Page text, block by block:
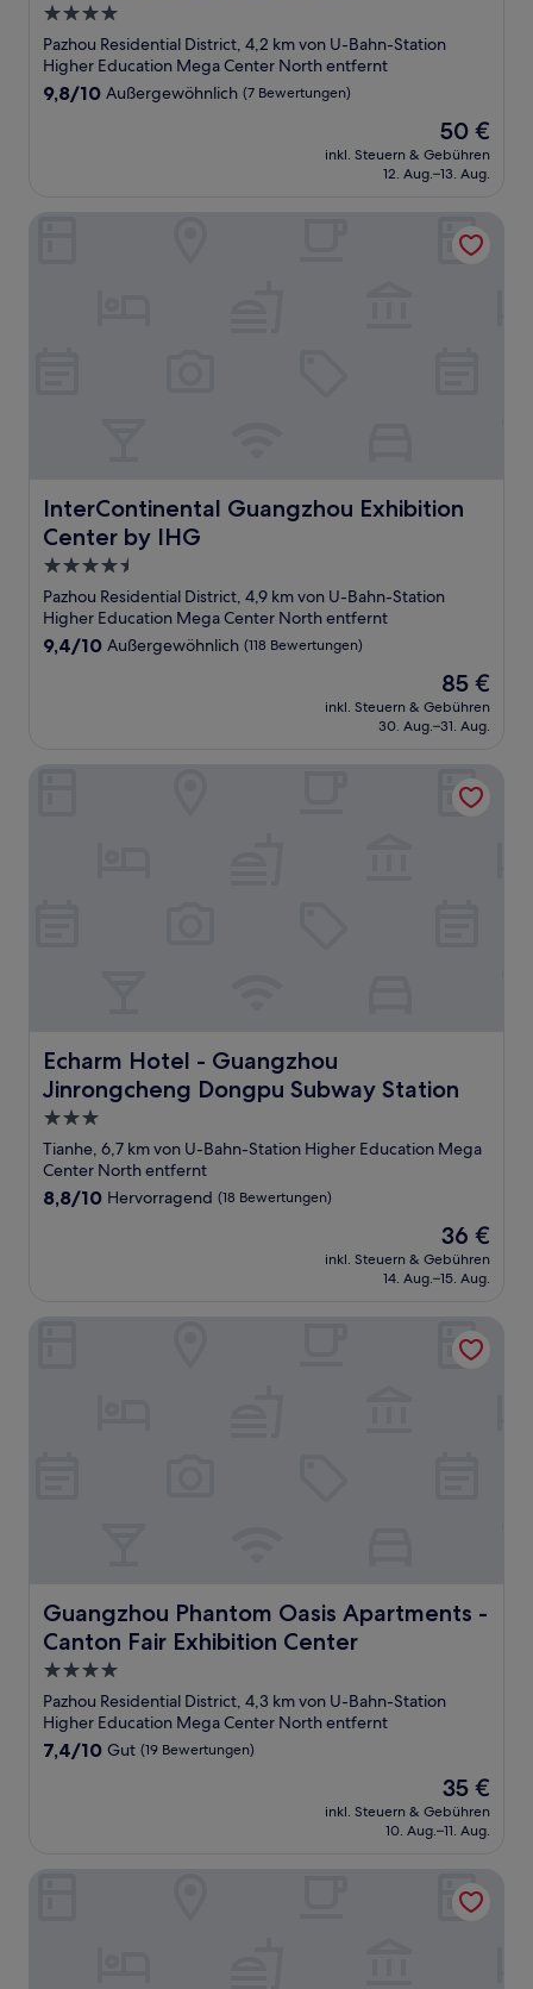
4.0-
Sterne-
Unterkunft
Pazhou Residential District, 4,2 km von U-Bahn-Station
Higher Education Mega Center North entfernt
9.8
9,8/10 Außergewöhnlich (7 Bewertungen)
Der
Preis
beträgt
50 €
inkl. Steuern & Gebühren
12. Aug.–13. Aug.
InterContinental Guangzhou Exhibition
Center by IHG
InterContinental Guangzhou Exhibition Center by IHG
4.5-
Sterne-
Unterkunft
Pazhou Residential District, 4,9 km von U-Bahn-Station
Higher Education Mega Center North entfernt
9.4
9,4/10 Außergewöhnlich (118 Bewertungen)
Der
Preis
beträgt
85 €
inkl. Steuern & Gebühren
30. Aug.–31. Aug.
InterContinental Guangzhou Exhibition Center by IHG
Echarm Hotel - Guangzhou
Jinrongcheng Dongpu Subway Station
Echarm Hotel - Guangzhou Jinrongcheng Dongpu
3.0-
Sterne-
Unterkunft
Tianhe, 6,7 km von U-Bahn-Station Higher Education Mega
Center North entfernt
8.8
8,8/10 Hervorragend (18 Bewertungen)
Der
Preis
beträgt
36 €
inkl. Steuern & Gebühren
14. Aug.–15. Aug.
Echarm Hotel - Guangzhou Jinrongcheng Dongpu
Guangzhou Phantom Oasis Apartments -
Canton Fair Exhibition Center
Guangzhou Phantom Oasis Apartments - Canton Fair
4.0-
Sterne-
Unterkunft
Pazhou Residential District, 4,3 km von U-Bahn-Station
Higher Education Mega Center North entfernt
7.4
7,4/10 Gut (19 Bewertungen)
Der
Preis
beträgt
35 €
inkl. Steuern & Gebühren
10. Aug.–11. Aug.
Guangzhou Phantom Oasis Apartments - Canton Fair
Xing Yu Legend Service Apartment Canton Fair Branch